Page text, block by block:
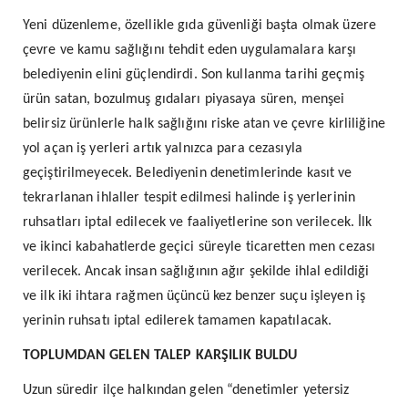
Yeni düzenleme, özellikle gıda güvenliği başta olmak üzere
çevre ve kamu sağlığını tehdit eden uygulamalara karşı
belediyenin elini güçlendirdi. Son kullanma tarihi geçmiş
ürün satan, bozulmuş gıdaları piyasaya süren, menşei
belirsiz ürünlerle halk sağlığını riske atan ve çevre kirliliğine
yol açan iş yerleri artık yalnızca para cezasıyla
geçiştirilmeyecek. Belediyenin denetimlerinde kasıt ve
tekrarlanan ihlaller tespit edilmesi halinde iş yerlerinin
ruhsatları iptal edilecek ve faaliyetlerine son verilecek. İlk
ve ikinci kabahatlerde geçici süreyle ticaretten men cezası
verilecek. Ancak insan sağlığının ağır şekilde ihlal edildiği
ve ilk iki ihtara rağmen üçüncü kez benzer suçu işleyen iş
yerinin ruhsatı iptal edilerek tamamen kapatılacak.
TOPLUMDAN GELEN TALEP KARŞILIK BULDU
Uzun süredir ilçe halkından gelen “denetimler yetersiz